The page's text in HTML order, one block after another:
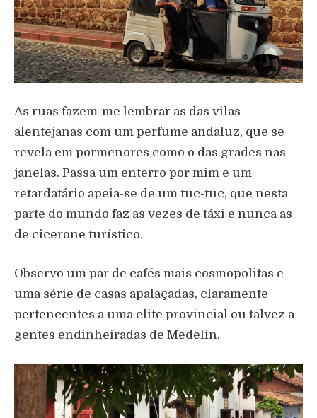
As ruas fazem-me lembrar as das vilas
alentejanas com um perfume andaluz, que se
revela em pormenores como o das grades nas
janelas. Passa um enterro por mim e um
retardatário apeia-se de um tuc-tuc, que nesta
parte do mundo faz as vezes de táxi e nunca as
de cicerone turístico.
Observo um par de cafés mais cosmopolitas e
uma série de casas apalaçadas, claramente
pertencentes a uma elite provincial ou talvez a
gentes endinheiradas de Medelin.